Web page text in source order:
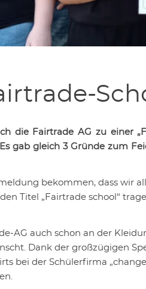
die Fairtrade AG zu einer
gab gleich 3 Gründe zum
bekommen, dass wir
Titel „Fairtrade school“
AG auch schon an der
Dank der großzügigen
bei der Schülerfirma